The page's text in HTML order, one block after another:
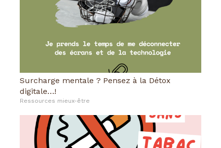
Surcharge mentale ? Pensez à la Détox
digitale…!
Ressources mieux-être